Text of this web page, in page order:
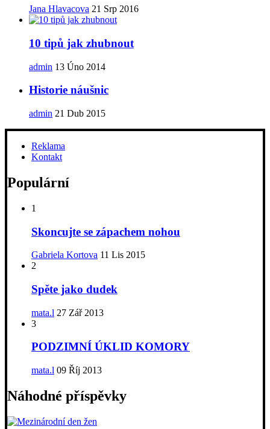
Jana Hlavacova 21 Srp 2016
10 tipů jak zhubnout
admin 13 Úno 2014
Historie náušnic
admin 21 Dub 2015
Reklama
Kontakt
Populární
1
Skoncujte se zápachem nohou
Gabriela Kortova 11 Lis 2015
2
Spěte jako dudek
mata.l 27 Zář 2013
3
PODZIMNÍ ÚKLID KOMORY
mata.l 09 Říj 2013
Náhodné příspěvky